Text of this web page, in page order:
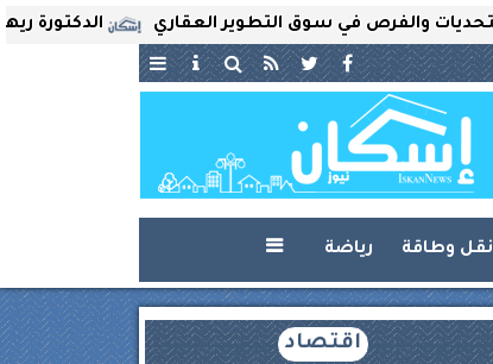
الدكتورة ريهام ثروت في سوق التطوير العقاري
نقل وطاقة رياضة 
اقتصاد